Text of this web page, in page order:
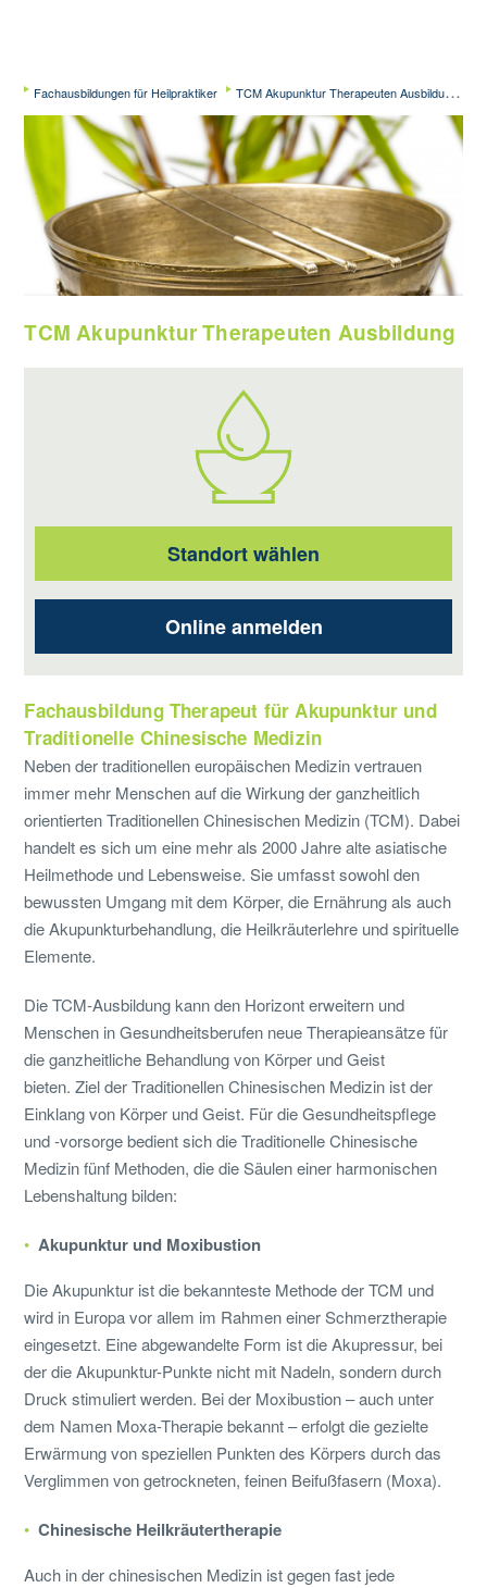
Fachausbildungen für Heilpraktiker TCM Akupunktur Therapeuten Ausbildung
TCM Akupunktur Therapeuten Ausbildung
Standort wählen
Online anmelden
Fachausbildung Therapeut für Akupunktur und
Traditionelle Chinesische Medizin
Neben der traditionellen europäischen Medizin vertrauen
immer mehr Menschen auf die Wirkung der ganzheitlich
orientierten Traditionellen Chinesischen Medizin (TCM). Dabei
handelt es sich um eine mehr als 2000 Jahre alte asiatische
Heilmethode und Lebensweise. Sie umfasst sowohl den
bewussten Umgang mit dem Körper, die Ernährung als auch
die Akupunkturbehandlung, die Heilkräuterlehre und spirituelle
Elemente.
Die TCM-Ausbildung kann den Horizont erweitern und
Menschen in Gesundheitsberufen neue Therapieansätze für
die ganzheitliche Behandlung von Körper und Geist
bieten. Ziel der Traditionellen Chinesischen Medizin ist der
Einklang von Körper und Geist. Für die Gesundheitspflege
und -vorsorge bedient sich die Traditionelle Chinesische
Medizin fünf Methoden, die die Säulen einer harmonischen
Lebenshaltung bilden:
Akupunktur und Moxibustion
Die Akupunktur ist die bekannteste Methode der TCM und
wird in Europa vor allem im Rahmen einer Schmerztherapie
eingesetzt. Eine abgewandelte Form ist die Akupressur, bei
der die Akupunktur-Punkte nicht mit Nadeln, sondern durch
Druck stimuliert werden. Bei der Moxibustion – auch unter
dem Namen Moxa-Therapie bekannt – erfolgt die gezielte
Erwärmung von speziellen Punkten des Körpers durch das
Verglimmen von getrockneten, feinen Beifußfasern (Moxa).
Chinesische Heilkräutertherapie
Auch in der chinesischen Medizin ist gegen fast jede